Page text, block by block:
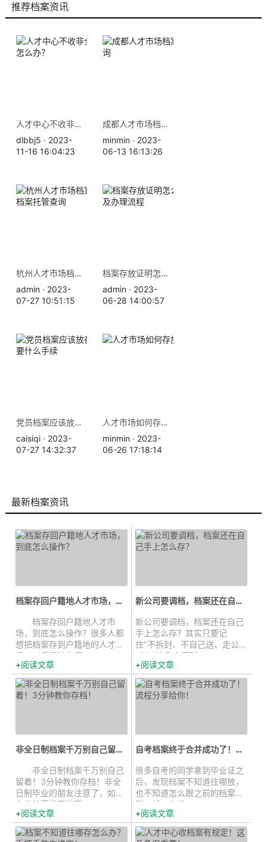
推荐档案资讯
人才中心不收非全日制档案怎么办？
dlbbj5 · 2023-
11-16 16:04:23
成都人才市场档案存放地查询
minmin · 2023-
06-13 16:13:26
杭州人才市场档案存放地址 档案托管查询
admin · 2023-
07-27 10:51:15
档案存放证明怎么开，材料及办理流程
admin · 2023-
06-28 14:00:57
党员档案应该放在哪里，需要什么手续
caisiqi · 2023-
07-27 14:32:37
人才市场如何存放档案？
minmin · 2023-
06-26 17:18:14
最新档案资讯
档案存回户籍地人才市场，到底怎么...
档案存回户籍地人才市
场，到底怎么操作？很多人都
想把档案存到户籍地的人才市
场，以后调转方便...
阅读文章
新公司要调档，档案还在自己手上怎...
新公司要调档，档案还在自己
手上怎么存？其实只要记
住"不拆封、不自己送、走公
对公"这几个原则，...
阅读文章
非全日制档案千万别自己留着！3分...
非全日制档案千万别自己
留着！3分钟教你存档！非全
日制毕业的朋友注意了，如果
你的前置学历档案...
阅读文章
自考档案终于合并成功了！流程分享...
很多自考的同学拿到毕业证之
后，发现档案不知道往哪放，
也不知道怎么跟之前的档案合
到一起。先说...
阅读文章